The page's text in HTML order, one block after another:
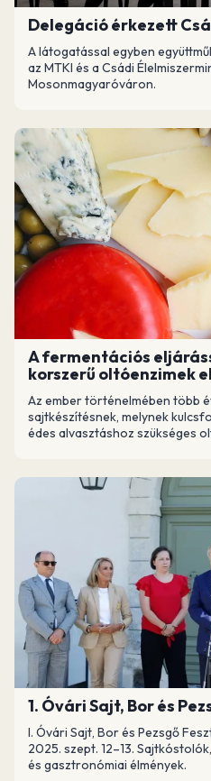
Delegáció érkezett
A látogatással egyben
az MTKI és a Csádi
Mosonmagyaróváron.
A fermentációs
korszerű oltóenzimek
Az ember történelmében több
sajtkészítésnek, melynek
édes alvasztáshoz szükséges
1. Óvári Sajt, Bor és
I. Óvári Sajt, Bor és Pezsgő
2025. szept. 12–13.
és gasztronómiai élmények.